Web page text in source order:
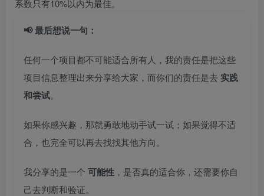
系数只有10%以内为最佳。
📢 最后想说一句：
任何一个项目都不可能适合所有人，我的责任是把这些
项目信息整理出来分享给大家，而你们的责任是去 实践
和尝试。
如果你感兴趣，那就勇敢地动手试一试；如果觉得不适
合，也完全可以再去找找其他方向。
我分享的是一个 可能性 ，是否真的适合你，还需要你自
己去判断和验证。